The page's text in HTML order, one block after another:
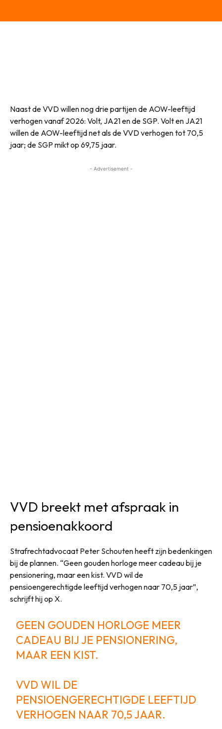
Naast de VVD willen nog drie partijen de AOW-leeftijd
verhogen vanaf 2026: Volt, JA21 en de SGP. Volt en JA21
willen de AOW-leeftijd net als de VVD verhogen tot 70,5
jaar; de SGP mikt op 69,75 jaar.
- Advertisement -
VVD breekt met afspraak in
pensioenakkoord
Strafrechtadvocaat Peter Schouten heeft zijn bedenkingen
bij de plannen. “Geen gouden horloge meer cadeau bij je
pensionering, maar een kist. VVD wil de
pensioengerechtigde leeftijd verhogen naar 70,5 jaar”,
schrijft hij op X.
GEEN GOUDEN HORLOGE MEER
CADEAU BIJ JE PENSIONERING,
MAAR EEN KIST.
VVD WIL DE
PENSIOENGERECHTIGDE LEEFTIJD
VERHOGEN NAAR 70,5 JAAR.